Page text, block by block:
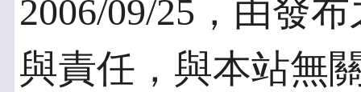
2006/09/25，由發
與責任，與本站無